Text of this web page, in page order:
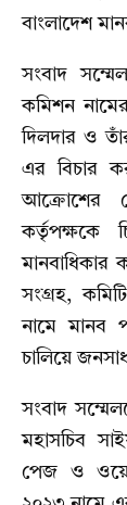
বাংলাদেশ
সংবাদ
কমিশন
দিলদার ও
এর বিচার
আক্রোশের
কর্তৃপক্ষকে
মানবাধিকার
সংগ্রহ,
নামে মানব
চালিয়ে
সংবাদ
মহাসচিব
পেজ ও